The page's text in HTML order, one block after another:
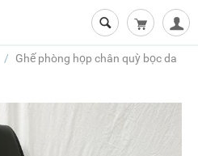
Giỏ hàng
/
Ghế phòng họp chân quỳ bọc da